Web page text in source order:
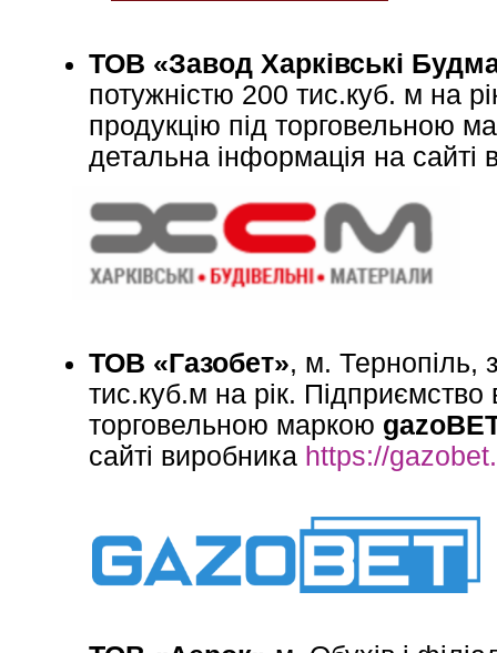
ТОВ «Завод Харківські
потужністю 200 тис.куб. м на
продукцію під торговельною
детальна інформація на сайті
ТОВ «Газобет», м. Тернопіль,
тис.куб.м на рік. Підприємство
торговельною маркою
сайті виробника https://